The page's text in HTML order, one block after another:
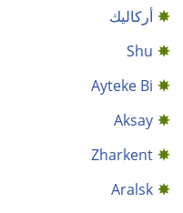
أركاليك
Shu
Ayteke Bi
Aksay
Zharkent
Aralsk